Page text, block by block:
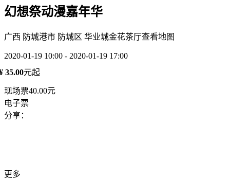
幻想祭动漫嘉年华
广西 防城港市 防城区 华业城金花茶厅查看地图
2020-01-19 10:00 - 2020-01-19 17:00
35.00元起
现场票40.00元
电子票
分享：
更多